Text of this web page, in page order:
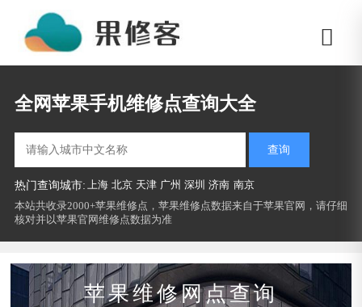
全网苹果手机维修点查询大全
查询
热门查询城市: 上海 北京 天津 广州 深圳 济南 南京
本站共收录2000+苹果维修点，苹果维修点数据来自于苹果官网，请仔细
核对并以苹果官网维修点数据为准
苹果维修网点查询